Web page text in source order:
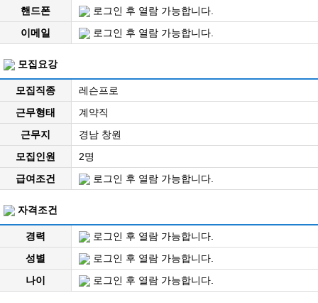
핸드폰
로그인 후 열람 가능합니다.
이메일
로그인 후 열람 가능합니다.
모집요강
모집직종
레슨프로
근무형태
계약직
근무지
경남 창원
모집인원
2명
급여조건
로그인 후 열람 가능합니다.
자격조건
경력
로그인 후 열람 가능합니다.
성별
로그인 후 열람 가능합니다.
나이
로그인 후 열람 가능합니다.